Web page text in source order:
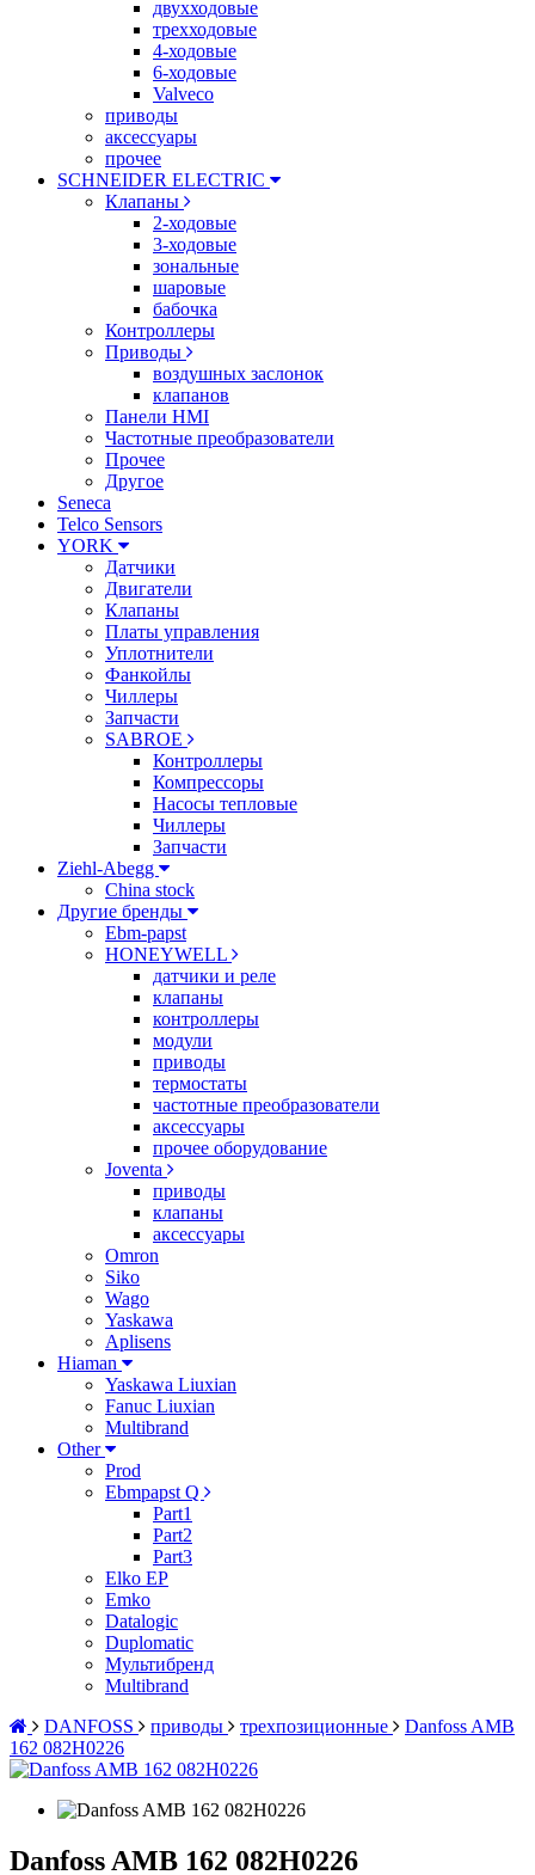
двухходовые
трехходовые
4-ходовые
6-ходовые
Valveco
приводы
аксессуары
прочее
SCHNEIDER ELECTRIC
Клапаны
2-ходовые
3-ходовые
зональные
шаровые
бабочка
Контроллеры
Приводы
воздушных заслонок
клапанов
Панели HMI
Частотные преобразователи
Прочее
Другое
Seneca
Telco Sensors
YORK
Датчики
Двигатели
Клапаны
Платы управления
Уплотнители
Фанкойлы
Чиллеры
Запчасти
SABROE
Контроллеры
Компрессоры
Насосы тепловые
Чиллеры
Запчасти
Ziehl-Abegg
China stock
Другие бренды
Ebm-papst
HONEYWELL
датчики и реле
клапаны
контроллеры
модули
приводы
термостаты
частотные преобразователи
аксессуары
прочее оборудование
Joventa
приводы
клапаны
аксессуары
Omron
Siko
Wago
Yaskawa
Aplisens
Hiaman
Yaskawa Liuxian
Fanuc Liuxian
Multibrand
Other
Prod
Ebmpapst Q
Part1
Part2
Part3
Elko EP
Emko
Datalogic
Duplomatic
Мультибренд
Multibrand
DANFOSS
приводы трехпозиционные
Danfoss AMB
162 082H0226
Danfoss AMB 162 082H0226